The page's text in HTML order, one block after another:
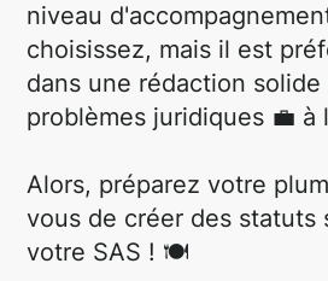
niveau
choisissez, mais il est
dans une rédaction
problèmes juridiques 💼 à
Alors, préparez votre
vous de créer des statuts
votre SAS ! 🍽️